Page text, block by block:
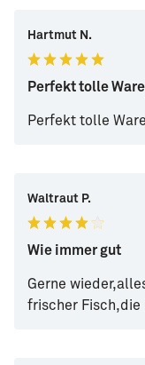
Hartmut N.
Perfekt tolle
Perfekt tolle
Waltraut P.
Wie immer gut
Gerne
frischer